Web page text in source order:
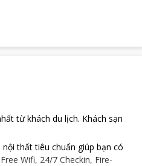
từ khách du lịch. Khách sạn
thất tiêu chuẩn giúp bạn có
Wifi, 24/7 Checkin, Fire-